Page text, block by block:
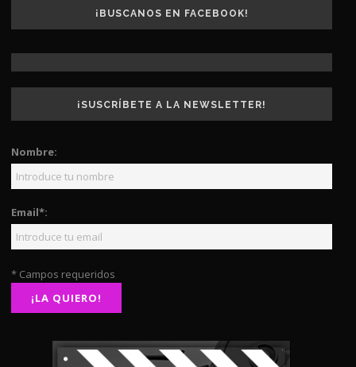
¡BUSCANOS EN FACEBOOK!
¡SUSCRÍBETE A LA NEWSLETTER!
Nombre:
Email*:
* Campos requeridos